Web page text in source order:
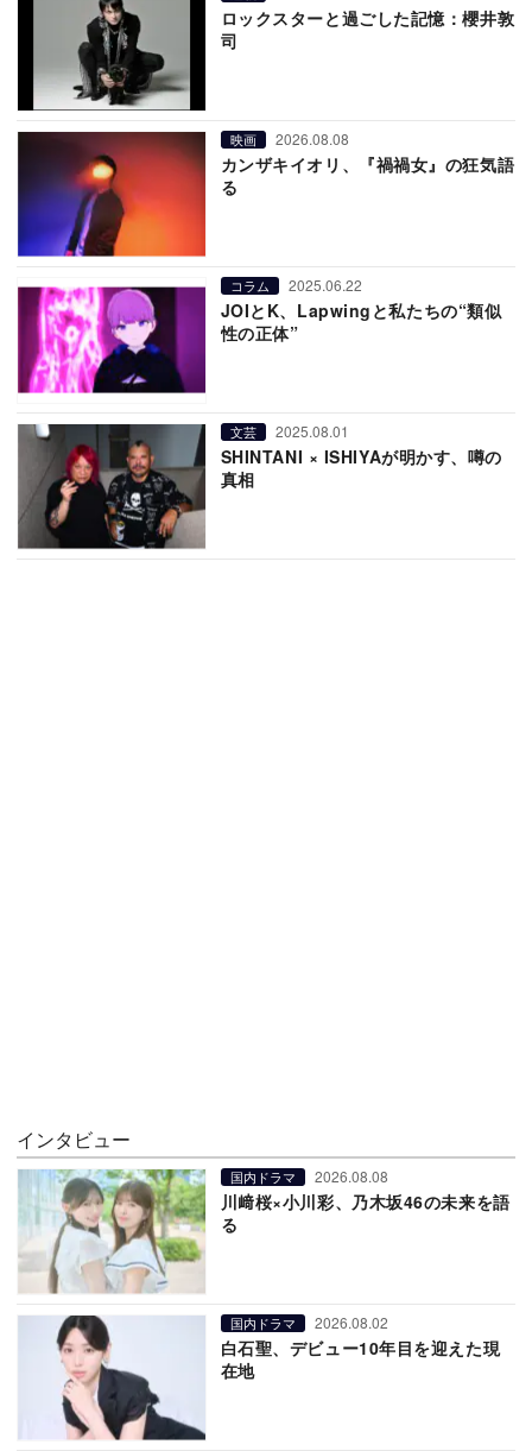
ロックスターと過ごした記憶：櫻井敦
司
映画 2026.08.08
カンザキイオリ、『禍禍女』の狂気語
る
コラム 2025.06.22
JOIとK、Lapwingと私たちの“類似
性の正体”
文芸 2025.08.01
SHINTANI × ISHIYAが明かす、噂の
真相
インタビュー
国内ドラマ 2026.08.08
川﨑桜×小川彩、乃木坂46の未来を語
る
国内ドラマ 2026.08.02
白石聖、デビュー10年目を迎えた現
在地